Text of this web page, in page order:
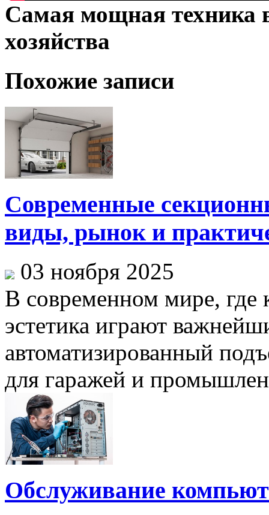
Самая мощная техника
хозяйства
Похожие записи
Современные
виды, рынок и
03 ноября 2025
В современном мире, где
эстетика играют
автоматизированный
для гаражей и
Обслуживание